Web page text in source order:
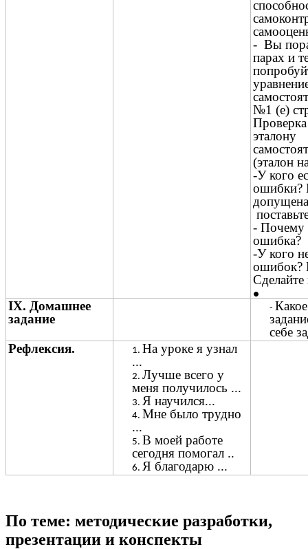
- Вы
парах и
№1 (е)
эталону
(эталон
-У кого
ошибки?
- Почему
ошибка?
-У кого
IX. Домашнее
задание
себе
Рефлексия.
На уроке я узнал
...
Лучше всего у
меня получилось ...
Я научился...
Мне было трудно
...
В моей работе
сегодня помогал ..
Я благодарю ...
По теме: методические разработки,
презентации и конспекты